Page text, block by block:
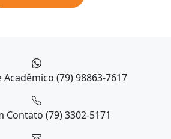
Acadêmico (79) 98863-7617
Contato (79) 3302-5171